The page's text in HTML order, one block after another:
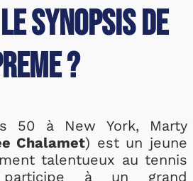
synopsis de
?
50 à New York, Marty
Chalamet) est un jeune
talentueux au tennis
à un grand